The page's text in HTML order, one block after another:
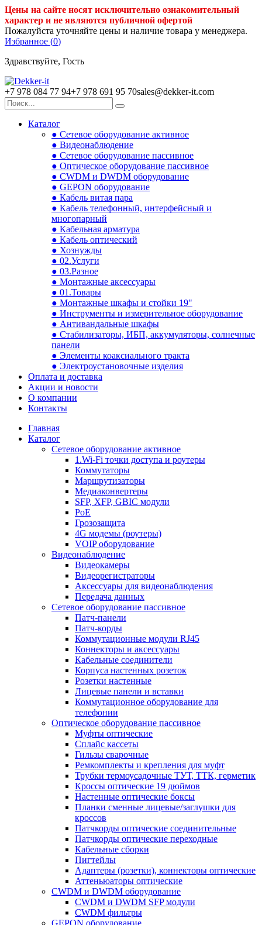
Цены на сайте носят исключительно ознакомительный
характер и не являются публичной офертой
Пожалуйста уточняйте цены и наличие товара у менеджера.
Избранное (0)
Здравствуйте, Гость
+7 978 084 77 94+7 978 691 95 70sales@dekker-it.com
Каталог
● Сетевое оборудование активное
● Видеонаблюдение
● Сетевое оборудование пассивное
● Оптическое оборудование пассивное
● CWDM и DWDM оборудование
● GEPON оборудование
● Кабель витая пара
● Кабель телефонный, интерфейсный и
многопарный
● Кабельная арматура
● Кабель оптический
● Хознужды
● 02.Услуги
● 03.Разное
● Монтажные аксессуары
● 01.Товары
● Монтажные шкафы и стойки 19"
● Инструменты и измерительное оборудование
● Антивандальные шкафы
● Стабилизаторы, ИБП, аккумуляторы, солнечные
панели
● Элементы коаксиального тракта
● Электроустановочные изделия
Оплата и доставка
Акции и новости
О компании
Контакты
Главная
Каталог
Сетевое оборудование активное
1.Wi-Fi точки доступа и роутеры
Коммутаторы
Маршрутизаторы
Медиаконвертеры
SFP, XFP, GBIC модули
PoE
Грозозащита
4G модемы (роутеры)
VOIP оборудование
Видеонаблюдение
Видеокамеры
Видеорегистраторы
Аксессуары для видеонаблюдения
Передача данных
Сетевое оборудование пассивное
Патч-панели
Патч-корды
Коммутационные модули RJ45
Коннекторы и аксессуары
Кабельные соединители
Корпуса настенных розеток
Розетки настенные
Лицевые панели и вставки
Коммутационное оборудование для
телефонии
Оптическое оборудование пассивное
Муфты оптические
Сплайс кассеты
Гильзы сварочные
Ремкомплекты и крепления для муфт
Трубки термоусадочные ТУТ, ТТК, герметик
Кроссы оптические 19 дюймов
Настенные оптические боксы
Планки сменные лицевые/заглушки для
кроссов
Патчкорды оптические соединительные
Патчкорды оптические переходные
Кабельные сборки
Пигтейлы
Адаптеры (розетки), коннекторы оптические
Аттеньюаторы оптические
CWDM и DWDM оборудование
CWDM и DWDM SFP модули
CWDM фильтры
GEPON оборудование